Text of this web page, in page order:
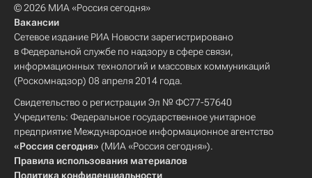
© 2026 МИА «Россия сегодня»
Вакансии
Сетевое издание РИА Новости зарегистрировано
в Федеральной службе по надзору в сфере связи,
информационных технологий и массовых коммуникаций
(Роскомнадзор) 08 апреля 2014 года.
Свидетельство о регистрации Эл № ФС77-57640
Учредитель: Федеральное государственное унитарное
предприятие Международное информационное агентство
«Россия сегодня» (МИА «Россия сегодня»).
Правила использования материалов
Политика конфиденциальности